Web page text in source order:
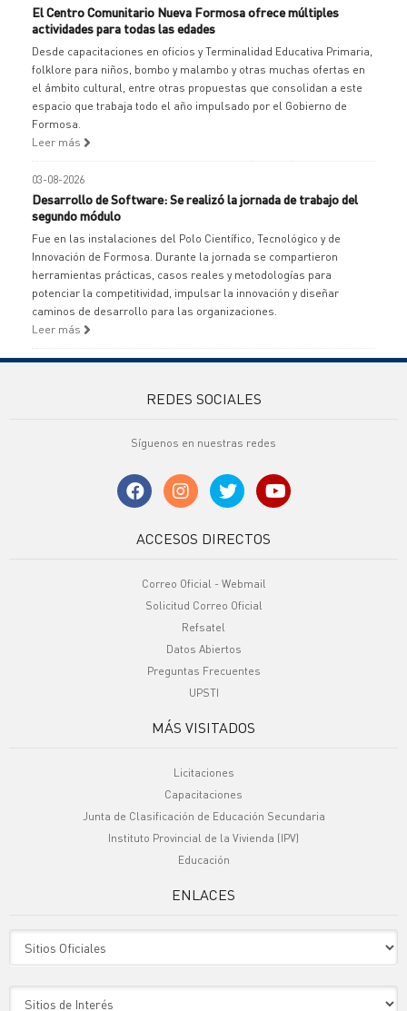
El Centro Comunitario Nueva Formosa ofrece múltiples
actividades para todas las edades
Desde capacitaciones en oficios y Terminalidad Educativa Primaria,
folklore para niños, bombo y malambo y otras muchas ofertas en
el ámbito cultural, entre otras propuestas que consolidan a este
espacio que trabaja todo el año impulsado por el Gobierno de
Formosa.
Leer más
03-08-2026
Desarrollo de Software: Se realizó la jornada de trabajo del
segundo módulo
Fue en las instalaciones del Polo Científico, Tecnológico y de
Innovación de Formosa. Durante la jornada se compartieron
herramientas prácticas, casos reales y metodologías para
potenciar la competitividad, impulsar la innovación y diseñar
caminos de desarrollo para las organizaciones.
Leer más
REDES SOCIALES
Síguenos en nuestras redes
ACCESOS DIRECTOS
Correo Oficial - Webmail
Solicitud Correo Oficial
Refsatel
Datos Abiertos
Preguntas Frecuentes
UPSTI
MÁS VISITADOS
Licitaciones
Capacitaciones
Junta de Clasificación de Educación Secundaria
Instituto Provincial de la Vivienda (IPV)
Educación
ENLACES